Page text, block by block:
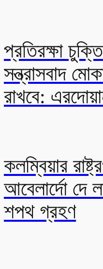
প্রতিরক্ষা
সন্ত্রাসবাদ
রাখবে:
কলম্বিয়ার
আবেলার্দো দে
শপথ গ্রহণ